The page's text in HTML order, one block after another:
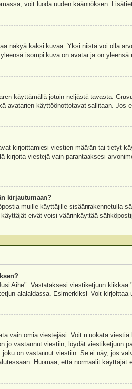
voit luoda uuden käännöksen.
näkyä kaksi kuvaa. Yksi niistä voi olla
isompi kuva on avatar ja on yleensä
käyttämällä jotain neljästä tavasta:
avatarien käyttöönottotavat sallitaan. Jos
kirjoittamiesi viestien määrän tai tietyt
kirjoita viestejä vain parantaaksesi
kirjautumaan?
muille käyttäjille sisäänrakennetulla
eivät voisi väärinkäyttää
Aihe". Vastataksesi viestiketjuun
alalaidassa. Esimerkiksi: Voit kirjoittaa
vain omia viestejäsi. Voit muokata
jo vastannut viestiin, löydät viestiketjuun
on vastannut viestiin. Se ei näy, jos
Huomaa, että normaalit